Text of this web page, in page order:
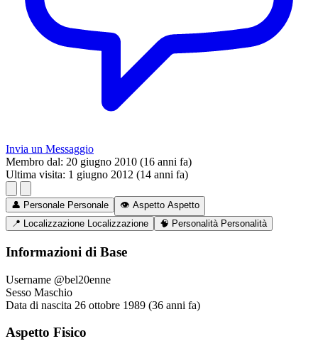
Invia un Messaggio
Membro dal: 20 giugno 2010 (16 anni fa)
Ultima visita: 1 giugno 2012 (14 anni fa)
👤 Personale Personale 👁️ Aspetto Aspetto
📍 Localizzazione Localizzazione 🧠 Personalità Personalità
Informazioni di Base
Username @bel20enne
Sesso Maschio
Data di nascita 26 ottobre 1989 (36 anni fa)
Aspetto Fisico